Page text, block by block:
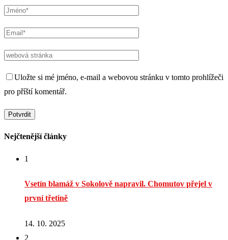
Uložte si mé jméno, e-mail a webovou stránku v tomto prohlížeči
pro příští komentář.
Nejčtenější články
1
Vsetín blamáž v Sokolově napravil. Chomutov přejel v
první třetině
14. 10. 2025
2